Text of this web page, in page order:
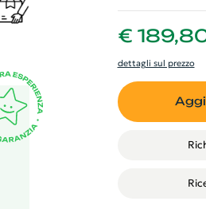
la
€
dettagli sul prezzo